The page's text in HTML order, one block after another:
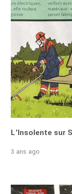
L’Insolente sur
3 ans ago